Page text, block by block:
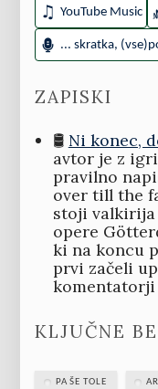
YouTube Music
... skratka,
ZAPISKI
🛢️ Ni konec,
avtor je z
pravilno
over till the
stoji valkirija
opere
ki na koncu
prvi začeli
komentatorji
KLJUČNE
PA ŠE TOLE